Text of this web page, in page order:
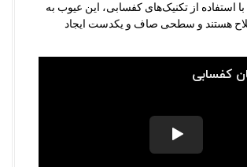
استفاده از تکنیک‌های کفسابی، این عیوب به
هستند و سطحی صاف و یکدست ایجاد